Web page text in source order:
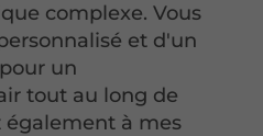
complexe. Vous
et d'un
un
tout au long de
également à mes